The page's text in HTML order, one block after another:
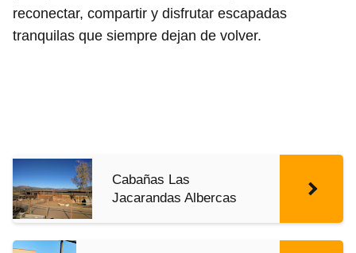
reconectar, compartir y disfrutar escapadas
tranquilas que siempre dejan de volver.
Cabañas Las
Jacarandas Albercas